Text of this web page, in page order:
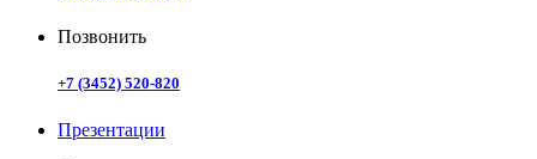
Позвонить
+7 (3452) 520-820
Презентации